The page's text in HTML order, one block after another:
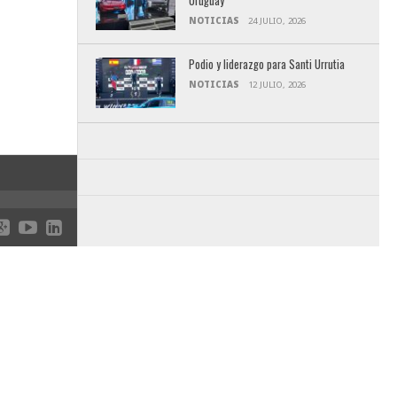
NOTICIAS 24 JULIO, 2026
Podio y liderazgo para Santi Urrutia
NOTICIAS 12 JULIO, 2026